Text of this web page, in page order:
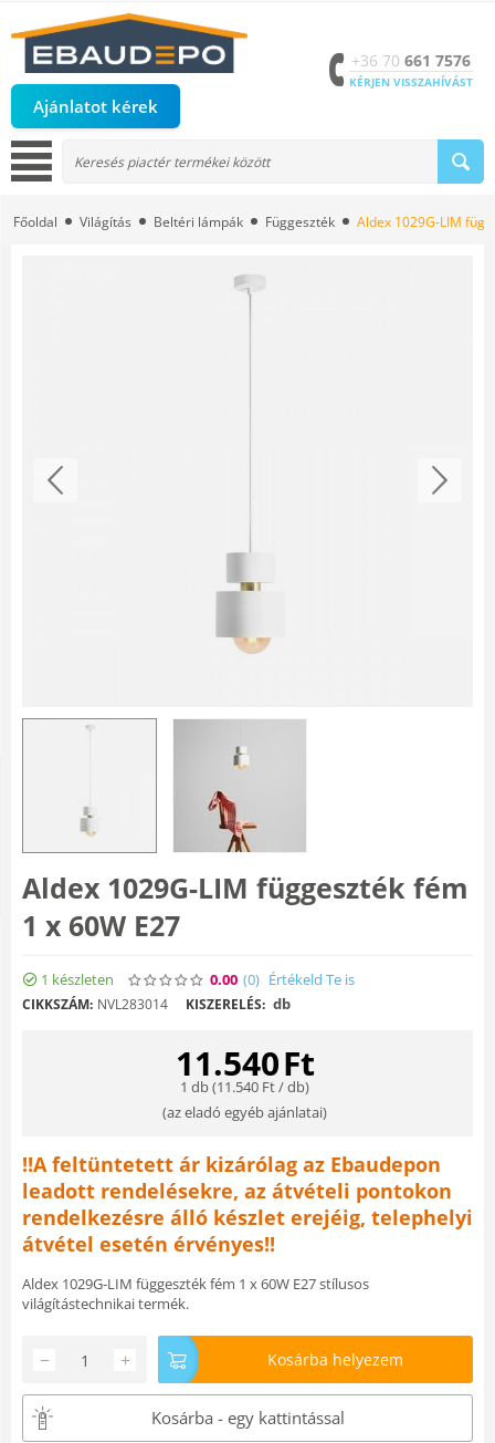
Ajánlatot kérek
+36 70 661 7576
KÉRJEN VISSZAHÍVÁST
Főoldal Világítás Beltéri lámpák Függeszték Aldex 1029G-LIM
Aldex 1029G-LIM függeszték fém
1 x 60W E27
1 készleten 0.00 (0) Értékeld Te is
CIKKSZÁM: NVL283014 KISZERELÉS: db
11.540Ft
1 db (11.540 Ft/ db)
(az eladó egyéb ajánlatai)
!!A feltüntetett ár kizárólag az Ebaudepon
leadott rendelésekre, az átvételi pontokon
rendelkezésre álló készlet erejéig, telephelyi
átvétel esetén érvényes!!
Aldex 1029G-LIM függeszték fém 1 x 60W E27 stílusos
világítástechnikai termék.
+
− Kosárba helyezem
Kosárba - egy kattintással